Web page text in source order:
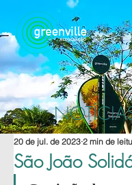
São João
20 de jul. de 2023 2 min de